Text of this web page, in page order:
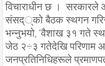
विचाराधीन छ । सरकारले
संसद््को बैठक स्थगन
भन्नुभयो, ‘वैशाख ३१ गते
जेठ २÷३ गतेदेखि परिणाम
जनप्रतिनिधिहरूले